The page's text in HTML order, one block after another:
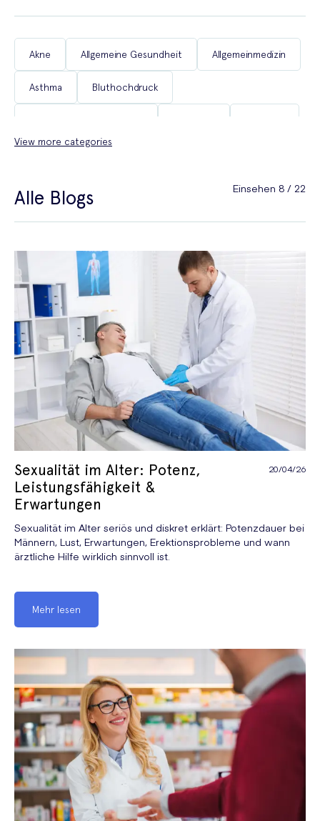
Akne Allgemeine Gesundheit Allgemeinmedizin
Asthma Bluthochdruck
Haarausfall Heuschnupfen Männergesundheit
Menopause Migräne Rauchfrei werden
Reisemedizin Schmerzen
Sexualgesundheit Sexuelle Gesundheit
Verhütung Verhütung Vorzeitiger Samenerguss
View more categories
Alle Blogs Einsehen 8 / 22
Sexualität im Alter: Potenz,
Leistungsfähigkeit &
Erwartungen
20/04/26
Sexualität im Alter seriös und diskret erklärt: Potenzdauer bei
Männern, Lust, Erwartungen, Erektionsprobleme und wann
ärztliche Hilfe wirklich sinnvoll ist.
Mehr lesen